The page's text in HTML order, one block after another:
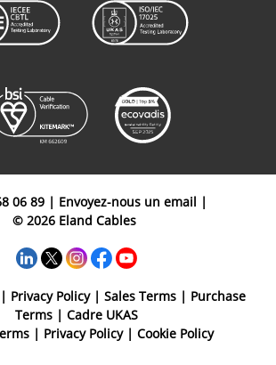
06 89 | Envoyez-nous un email |
© 2026 Eland Cables
| Privacy Policy| Sales Terms | Purchase
Terms | Cadre UKAS
| Privacy Policy| Cookie Policy